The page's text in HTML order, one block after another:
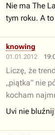
Nie ma The
tym roku. A
01.01.2012
knowing
Liczę, że
„piątka” nie
kocham
Uvi nie